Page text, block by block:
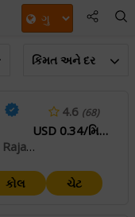
કિંમત અને દર
English, Hindi, Punjabi, Rajasthani
4.6 (68)
USD 0.34/મિનિટ
કોલ ચેટ